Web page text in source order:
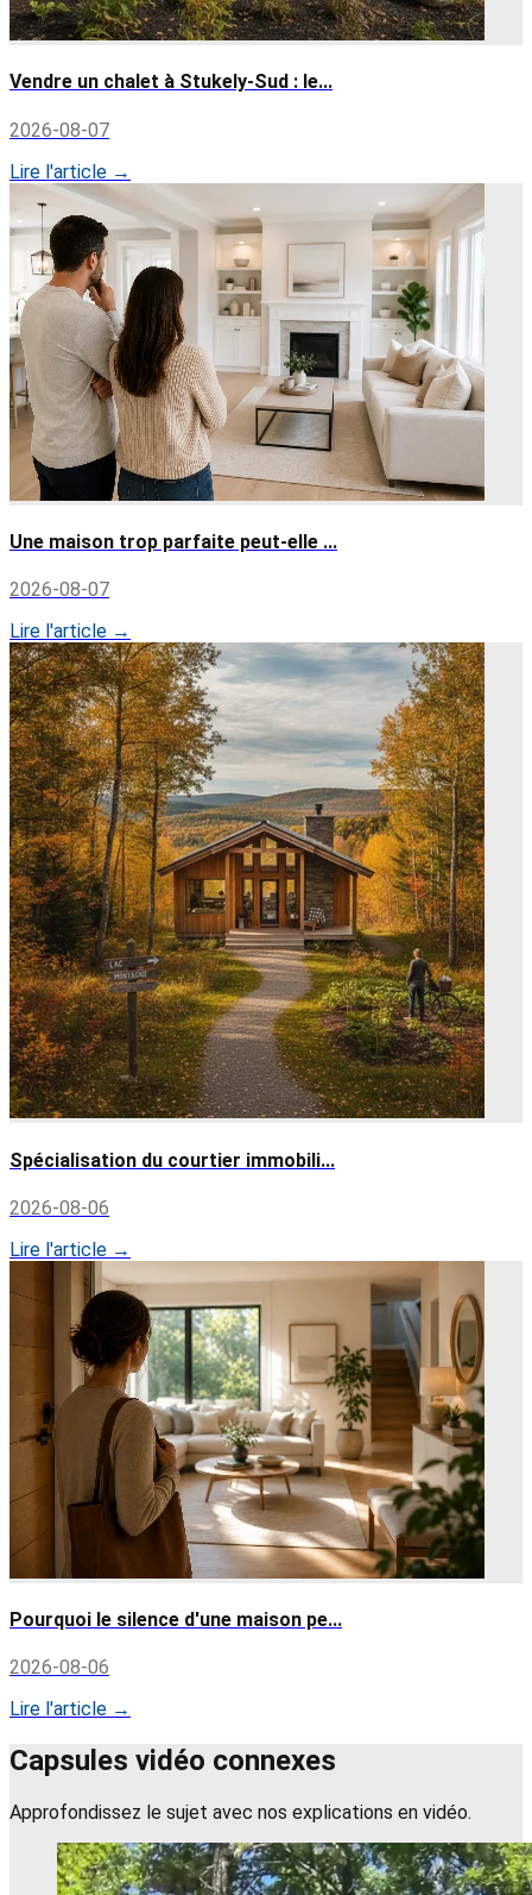
Vendre un chalet à Stukely-Sud : le...
2026-08-07
Lire l'article →
Une maison trop parfaite peut-elle ...
2026-08-07
Lire l'article →
Spécialisation du courtier immobili...
2026-08-06
Lire l'article →
Pourquoi le silence d'une maison pe...
2026-08-06
Lire l'article →
Capsules vidéo connexes
Approfondissez le sujet avec nos explications en vidéo.